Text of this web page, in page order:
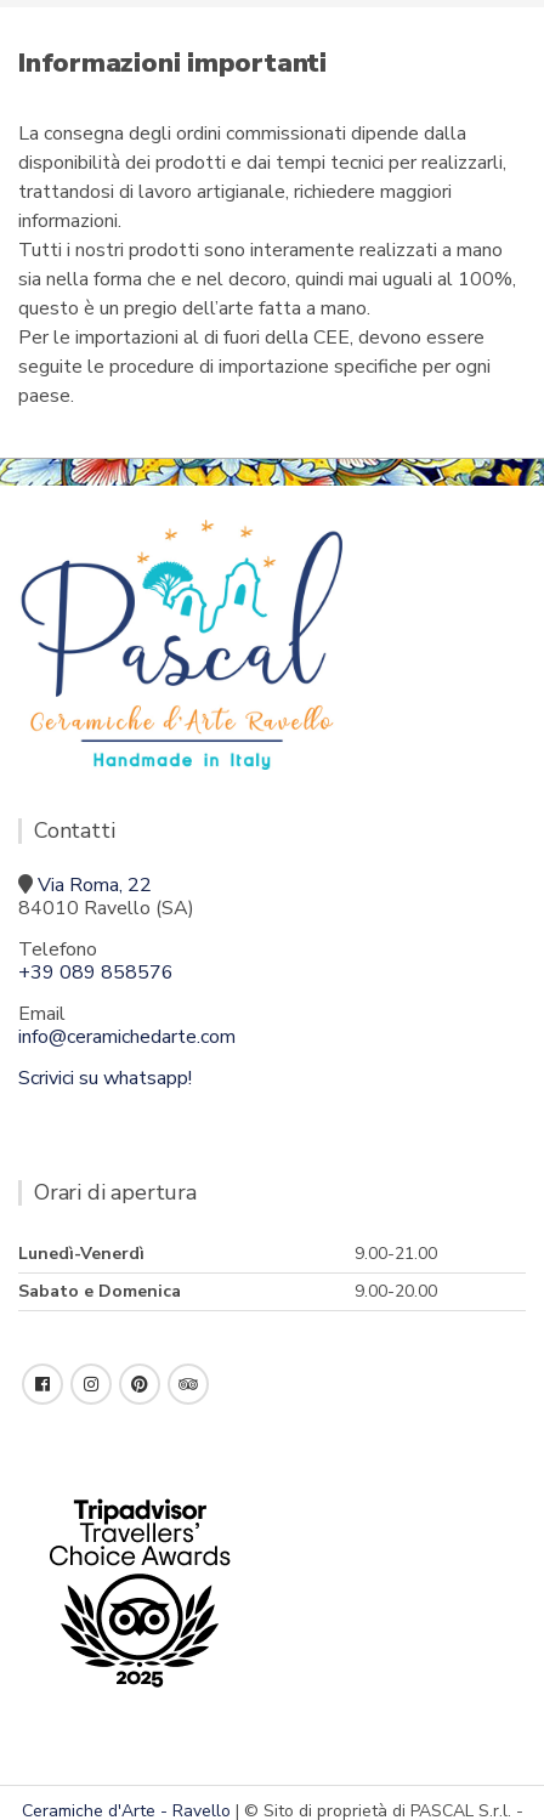
i
lInformazioni importanti
La consegna degli ordini commissionati dipende dalla
disponibilità dei prodotti e dai tempi tecnici per realizzarli,
trattandosi di lavoro artigianale, richiedere maggiori
informazioni.
Tutti i nostri prodotti sono interamente realizzati a mano
sia nella forma che e nel decoro, quindi mai uguali al 100%,
questo è un pregio dell’arte fatta a mano.
Per le importazioni al di fuori della CEE, devono essere
seguite le procedure di importazione specifiche per ogni
paese.
Contatti
Via Roma, 22
84010 Ravello (SA)
Telefono
+39 089 858576
Email
info@ceramichedarte.com
Scrivici su whatsapp!
Orari di apertura
Lunedì-Venerdì
9.00-21.00
Sabato e Domenica
9.00-20.00
Ceramiche d'Arte - Ravello | © Sito di proprietà di PASCAL S.r.l. -